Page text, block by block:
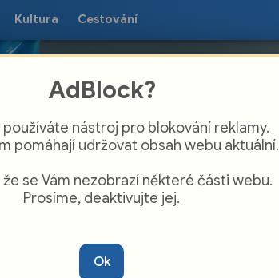
Kultura Cestování
české oční chirurgie! Pavel
mezi stovkami odborníků na
AdBlock?
používáte nástroj pro blokování reklamy.
pomáhají udržovat obsah webu aktuální.
se Vám nezobrazí některé části webu.
Prosíme, deaktivujte jej.
Ok